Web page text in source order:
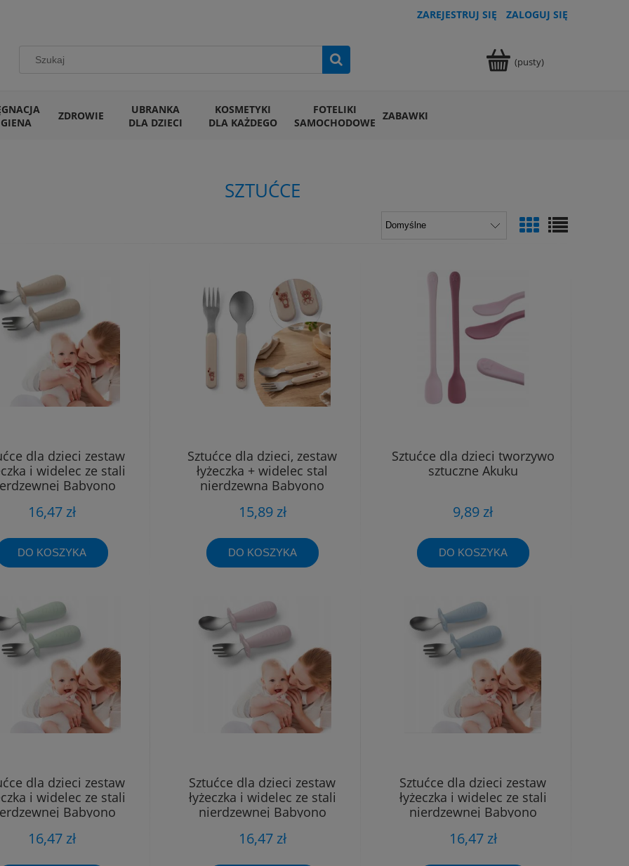
ZAREJESTRUJ SIĘ ZALOGUJ SIĘ
(pusty)
ZDROWIE
UBRANKA
DLA DZIECI
KOSMETYKI
DLA KAŻDEGO
FOTELIKI
SAMOCHODOWE ZABAWKI
SZTUĆCE
dla dzieci zestaw
i widelec ze stali
Babyono
16,47 zł
DO KOSZYKA
Sztućce dla dzieci, zestaw
łyżeczka + widelec stal
nierdzewna Babyono
15,89 zł
DO KOSZYKA
Sztućce dla dzieci tworzywo
sztuczne Akuku
9,89 zł
DO KOSZYKA
dla dzieci zestaw
i widelec ze stali
Babyono
16,47 zł
Sztućce dla dzieci zestaw
łyżeczka i widelec ze stali
nierdzewnej Babyono
16,47 zł
Sztućce dla dzieci zestaw
łyżeczka i widelec ze stali
nierdzewnej Babyono
16,47 zł